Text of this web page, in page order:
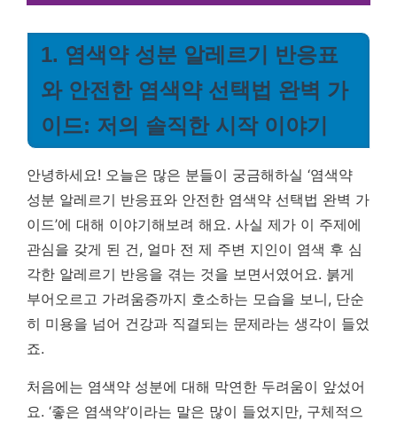
1. 염색약 성분 알레르기 반응표
와 안전한 염색약 선택법 완벽 가
이드: 저의 솔직한 시작 이야기
안녕하세요! 오늘은 많은 분들이 궁금해하실 ‘염색약
성분 알레르기 반응표와 안전한 염색약 선택법 완벽 가
이드’에 대해 이야기해보려 해요. 사실 제가 이 주제에
관심을 갖게 된 건, 얼마 전 제 주변 지인이 염색 후 심
각한 알레르기 반응을 겪는 것을 보면서였어요. 붉게
부어오르고 가려움증까지 호소하는 모습을 보니, 단순
히 미용을 넘어 건강과 직결되는 문제라는 생각이 들었
죠.
처음에는 염색약 성분에 대해 막연한 두려움이 앞섰어
요. ‘좋은 염색약’이라는 말은 많이 들었지만, 구체적으